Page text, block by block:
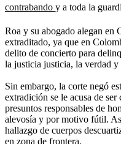
contrabando y a toda la
Roa y su abogado alegan en
extraditado, ya que en
delito de concierto para
la justicia justicia, la verdad y
Sin embargo, la corte negó
extradición se le acusa de
presuntos responsables de
alevosía y por motivo fútil.
hallazgo de cuerpos
en zona de frontera.